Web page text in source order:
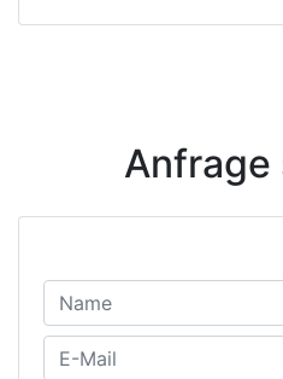
Anfrage